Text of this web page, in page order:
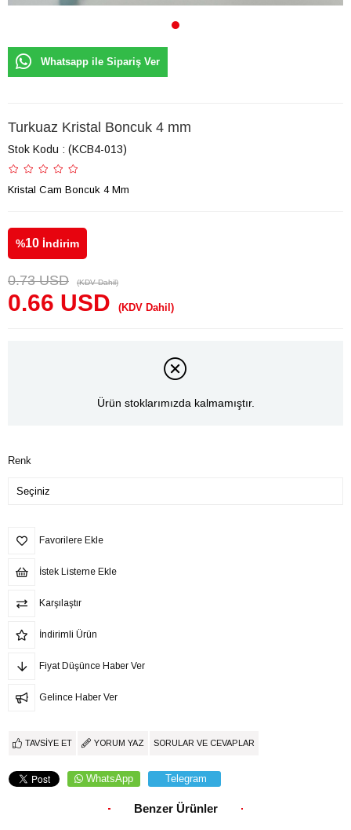
Whatsapp ile Sipariş Ver
Turkuaz Kristal Boncuk 4 mm
Stok Kodu (KCB4-013)
Kristal Cam Boncuk 4 Mm
%10 İndirim
0.73 USD (KDV Dahil)
0.66 USD (KDV Dahil)
Ürün stoklarımızda kalmamıştır.
Renk
Favorilere Ekle
İstek Listeme Ekle
Karşılaştır
İndirimli Ürün
Fiyat Düşünce Haber Ver
Gelince Haber Ver
TAVSIYE ET YORUM YAZ SORULAR VE CEVAPLAR
WhatsApp Telegram
Benzer Ürünler